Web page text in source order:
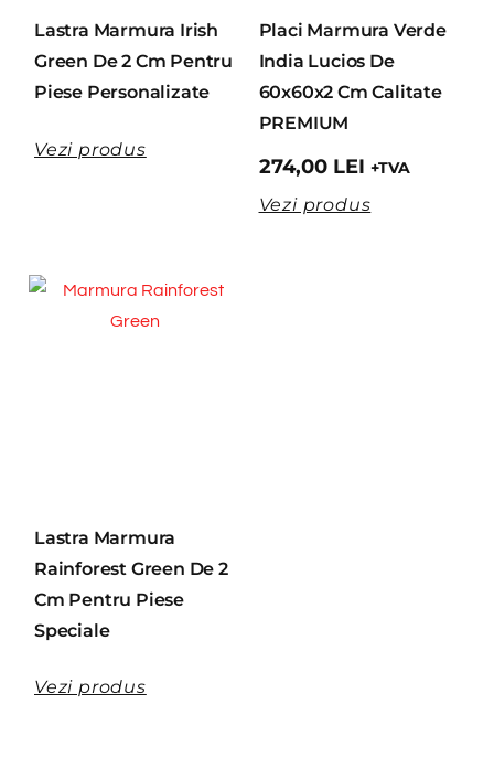
Lastra Marmura Irish
Green De 2 Cm Pentru
Piese Personalizate
Vezi produs
Placi Marmura Verde
India Lucios De
60x60x2 Cm Calitate
PREMIUM
274,00 LEI +TVA
Vezi produs
Lastra Marmura
Rainforest Green De 2
Cm Pentru Piese
Speciale
Vezi produs